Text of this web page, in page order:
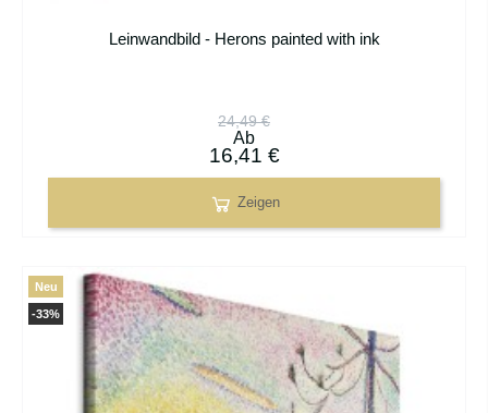
Leinwandbild - Herons painted with ink
24,49 €
Ab
16,41 €
Zeigen
-33%
Neu